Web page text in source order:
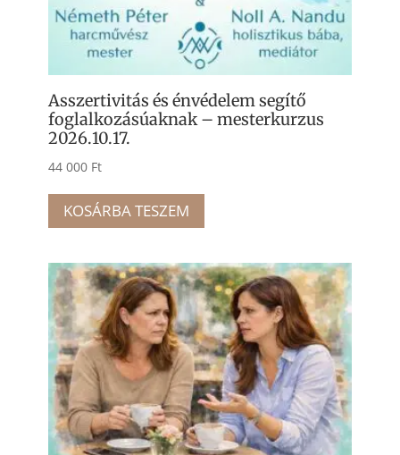
Asszertivitás és énvédelem segítő
foglalkozásúaknak – mesterkurzus
2026.10.17.
44 000 Ft
KOSÁRBA TESZEM